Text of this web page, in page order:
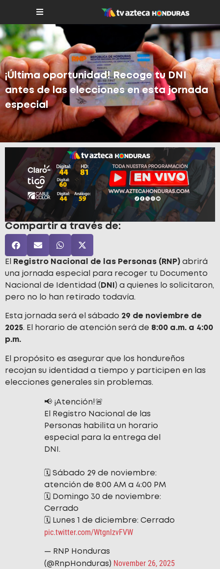
¡Última oportunidad! Recoge tu DNI
antes de las elecciones en esta jornada
especial
Compartir a través de:
El Registro Nacional de las Personas (RNP) abrirá
una jornada especial para recoger tu Documento
Nacional de Identidad ( DNI
) a quienes lo solicitaron,
pero no lo han retirado todavía.
Esta jornada será el sábado 29 de noviembre de
2025. El horario de atención será de 8:00 a.m. a 4:00
p.m.
El propósito es asegurar que los hondureños
recojan su identidad a tiempo y participen en las
elecciones generales sin problemas.
📢 ¡Atención!🚨
El Registro Nacional de las
Personas habilita un horario
especial para la entrega del
DNI.
🗓️ Sábado 29 de noviembre:
atención de 8:00 AM a 4:00 PM
🗓️ Domingo 30 de noviembre:
Cerrado
🗓️ Lunes 1 de diciembre: Cerrado
pic.twitter.com/WtgnlzvFVW
— RNP Honduras
(@RnpHonduras) November 26, 2025